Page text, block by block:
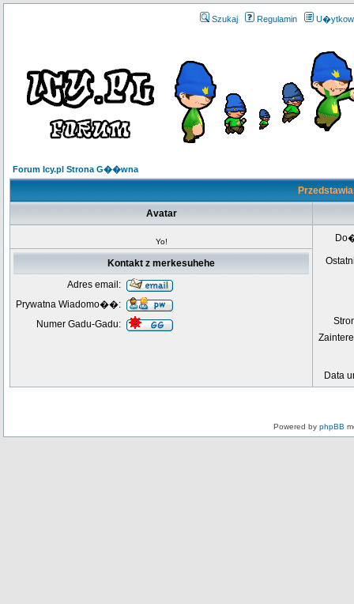
Szukaj Regulamin
Forum Icy.pl Strona G��wna
Avatar
Yo!
Data
Kontakt z merkesuhehe
Adres email:
Prywatna Wiadomo��:
Numer Gadu-Gadu:
Powered by phpBB